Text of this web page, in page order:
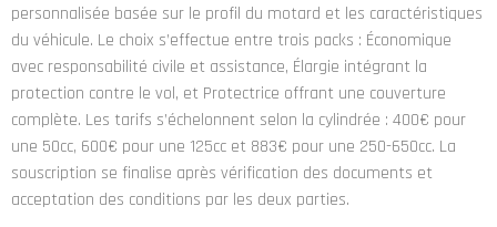
personnalisée basée sur le profil du motard et les caractéristiques
du véhicule. Le choix s’effectue entre trois packs : Économique
avec responsabilité civile et assistance, Élargie intégrant la
protection contre le vol, et Protectrice offrant une couverture
complète. Les tarifs s’échelonnent selon la cylindrée : 400€ pour
une 50cc, 600€ pour une 125cc et 883€ pour une 250-650cc. La
souscription se finalise après vérification des documents et
acceptation des conditions par les deux parties.